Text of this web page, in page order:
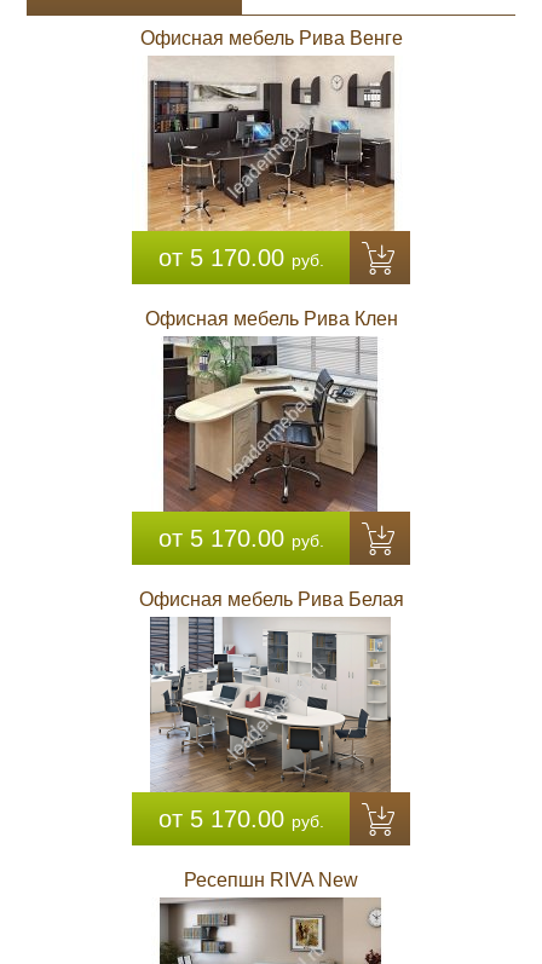
Офисная мебель Рива Венге
от 5 170.00 руб.
Офисная мебель Рива Клен
от 5 170.00 руб.
Офисная мебель Рива Белая
от 5 170.00 руб.
Ресепшн RIVA New